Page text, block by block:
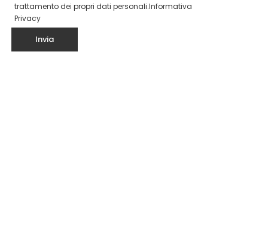
trattamento dei propri dati personali.Informativa
Privacy